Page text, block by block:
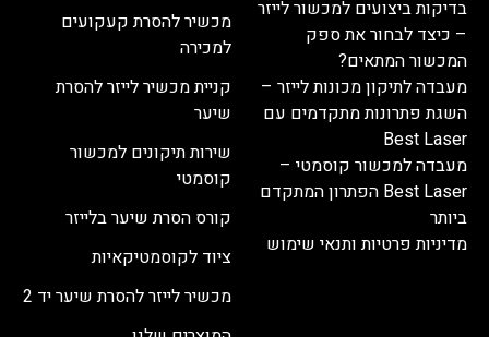
בדיקות ביצועים למכשור לייזר
– כיצד לבחור את ספק
המכשור המתאים?
מעבדה לתיקון מכונות לייזר –
השגת פתרונות מתקדמים עם
Best Laser
מעבדה למכשור קוסמטי –
Best Laser הפתרון המתקדם
ביותר
מדיניות פרטיות ותנאי שימוש
מכשיר להסרת קעקועים
למכירה
קניית מכשיר לייזר להסרת
שיער
שירות תיקונים למכשור
קוסמטי
קורס הסרת שיער בלייזר
ציוד לקוסמטיקאיות
מכשיר לייזר להסרת שיער יד 2